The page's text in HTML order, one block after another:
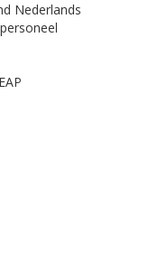
Nederlands